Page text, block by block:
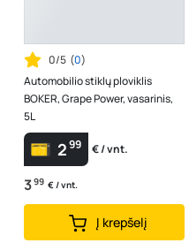
0/5 (0)
Automobilio stiklų ploviklis
BOKER, Grape Power, vasarinis,
5L
299 € / vnt.
399 € / vnt.
Į krepšelį